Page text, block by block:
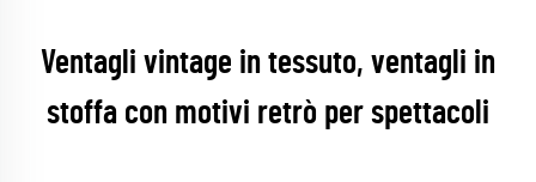
Ventagli vintage in tessuto, ventagli in
stoffa con motivi retrò per spettacoli